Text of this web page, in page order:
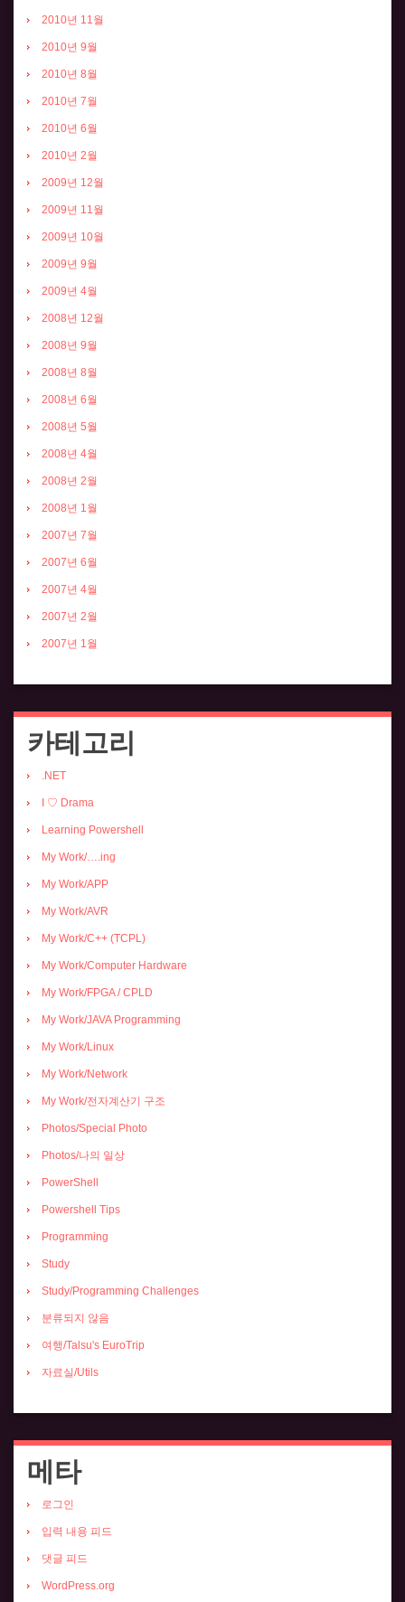
2010년 11월
2010년 9월
2010년 8월
2010년 7월
2010년 6월
2010년 2월
2009년 12월
2009년 11월
2009년 10월
2009년 9월
2009년 4월
2008년 12월
2008년 9월
2008년 8월
2008년 6월
2008년 5월
2008년 4월
2008년 2월
2008년 1월
2007년 7월
2007년 6월
2007년 4월
2007년 2월
2007년 1월
카테고리
.NET
I ♡ Drama
Learning Powershell
My Work/….ing
My Work/APP
My Work/AVR
My Work/C++ (TCPL)
My Work/Computer Hardware
My Work/FPGA / CPLD
My Work/JAVA Programming
My Work/Linux
My Work/Network
My Work/전자계산기 구조
Photos/Special Photo
Photos/나의 일상
PowerShell
Powershell Tips
Programming
Study
Study/Programming Challenges
분류되지 않음
여행/Talsu's EuroTrip
자료실/Utils
메타
로그인
입력 내용 피드
댓글 피드
WordPress.org